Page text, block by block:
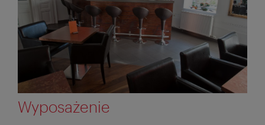
Wyposażenie